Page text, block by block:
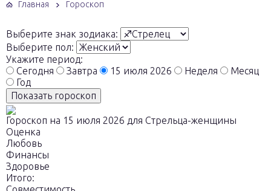
Главная Гороскоп
Выберите знак зодиака:
Выберите пол:
Укажите период:
Сегодня
Завтра 15 июля 2026 Неделя
Месяц
Год
Показать гороскоп
Гороскоп на 15 июля 2026 для Стрельца-женщины
Оценка
Любовь
Финансы
Здоровье
Итого: